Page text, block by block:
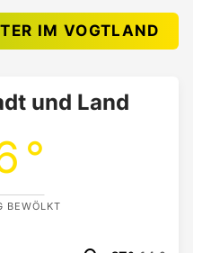
IM VOGTLAND
und Land
°
BEWÖLKT